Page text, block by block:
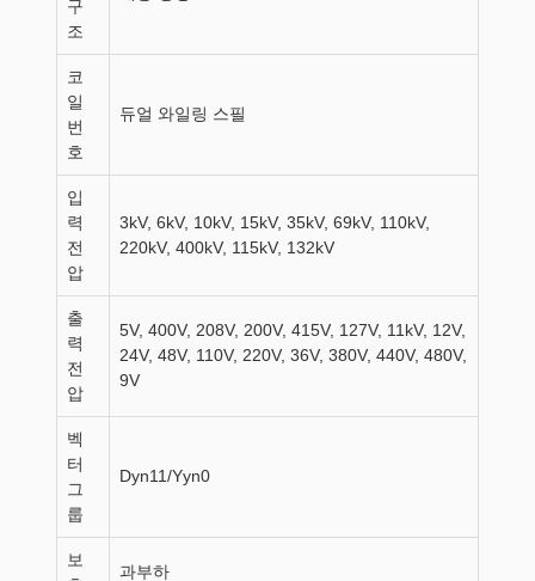
구
조
코
일
번
호
듀얼 와일링 스필
입
력
전
압
3kV, 6kV, 10kV, 15kV, 35kV, 69kV, 110kV,
220kV, 400kV, 115kV, 132kV
출
력
전
압
5V, 400V, 208V, 200V, 415V, 127V, 11kV, 12V,
24V, 48V, 110V, 220V, 36V, 380V, 440V, 480V,
9V
벡
터
그
룹
Dyn11/Yyn0
보
과부하